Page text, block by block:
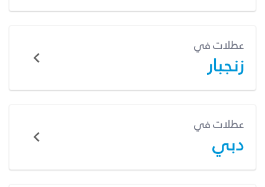
عطلات في
زنجبار
عطلات في
دبي